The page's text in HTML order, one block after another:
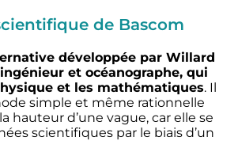
de Bascom
développée par Willard
et océanographe, qui
et les mathématiques. Il
simple et même rationnelle
hauteur d’une vague, car elle se
scientifiques par le biais d’un